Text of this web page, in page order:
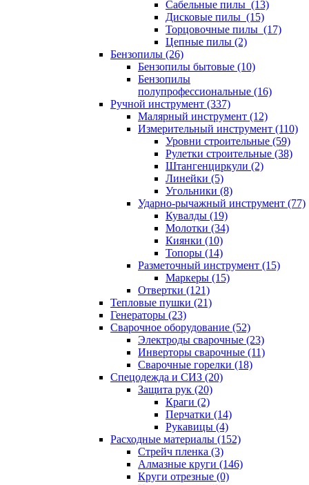
Сабельные пилы (13)
Дисковые пилы (15)
Торцовочные пилы (17)
Цепные пилы (2)
Бензопилы (26)
Бензопилы бытовые (10)
Бензопилы
полупрофессиональные (16)
Ручной инструмент (337)
Малярный инструмент (12)
Измерительный инструмент (110)
Уровни строительные (59)
Рулетки строительные (38)
Штангенциркули (2)
Линейки (5)
Угольники (8)
Ударно-рычажный инструмент (77)
Кувалды (19)
Молотки (34)
Киянки (10)
Топоры (14)
Разметочный инструмент (15)
Маркеры (15)
Отвертки (121)
Тепловые пушки (21)
Генераторы (23)
Сварочное оборудование (52)
Электроды сварочные (23)
Инверторы сварочные (11)
Сварочные горелки (18)
Спецодежда и СИЗ (20)
Защита рук (20)
Краги (2)
Перчатки (14)
Рукавицы (4)
Расходные материалы (152)
Стрейч пленка (3)
Алмазные круги (146)
Круги отрезные (0)